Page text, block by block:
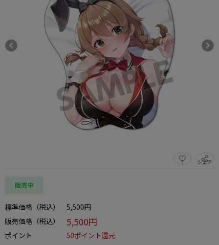
7 シェア
この商品をシェアする
販売中
標準価格（税込）
5,500円
販売価格（税込）
5,500円
ポイント
50ポイント還元